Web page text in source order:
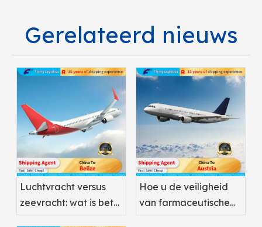
Gerelateerd nieuws
Luchtvracht versus
zeevracht: wat is beter
Hoe u de veiligheid
van farmaceutische